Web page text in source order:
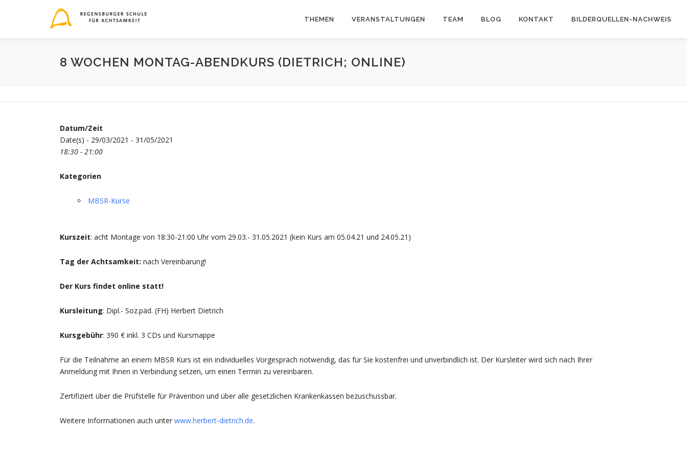
THEMEN VERANSTALTUNGEN TEAM BLOG KONTAKT BILDERQUELLEN-NACHWEIS
8 WOCHEN MONTAG-ABENDKURS (DIETRICH; ONLINE)
Datum/Zeit
Date(s) - 29/03/2021 - 31/05/2021
18:30 - 21:00
Kategorien
MBSR-Kurse
Kurszeit: acht Montage von 18:30-21:00 Uhr vom 29.03.- 31.05.2021 (kein Kurs am 05.04.21 und 24.05.21)
Tag der Achtsamkeit: nach Vereinbarung!
Der Kurs findet online statt!
Kursleitung: Dipl.- Soz.päd. (FH) Herbert Dietrich
Kursgebühr: 390 € inkl. 3 CDs und Kursmappe
Für die Teilnahme an einem MBSR Kurs ist ein individuelles Vorgespräch notwendig, das für Sie kostenfrei und unverbindlich ist. Der Kursleiter wird sich nach Ihrer
Anmeldung mit Ihnen in Verbindung setzen, um einen Termin zu vereinbaren.
Zertifiziert über die Prüfstelle für Prävention und über alle gesetzlichen Krankenkassen bezuschussbar.
Weitere Informationen auch unter www.herbert-dietrich.de.